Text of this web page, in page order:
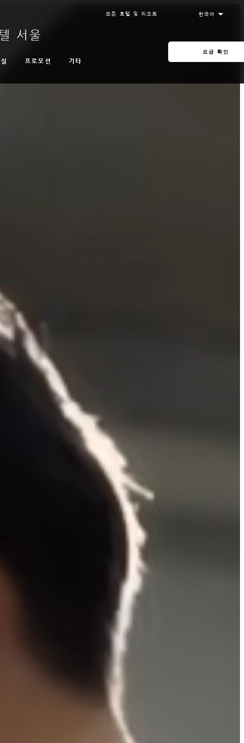
모든 호텔 및 리조트
서울
프로모션 기타
요금 확인